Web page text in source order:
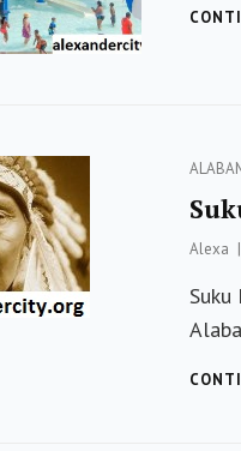
Alexa